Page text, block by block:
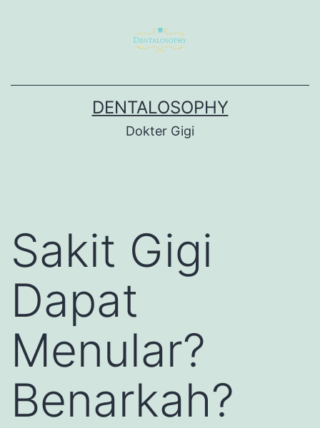
DENTALOSOPHY
Dokter Gigi
Sakit Gigi
Dapat
Menular?
Benarkah?